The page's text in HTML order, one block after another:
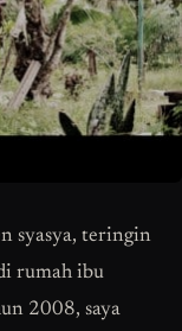
syasya, teringin
rumah ibu
2008, saya